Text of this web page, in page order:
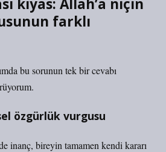
kıyas: Allah’a niçin
farklı
bu sorunun tek bir cevabı
özgürlük vurgusu
inanç, bireyin tamamen kendi kararı